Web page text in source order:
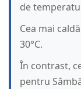
de
Cea mai
30°C.
În contrast,
pentru